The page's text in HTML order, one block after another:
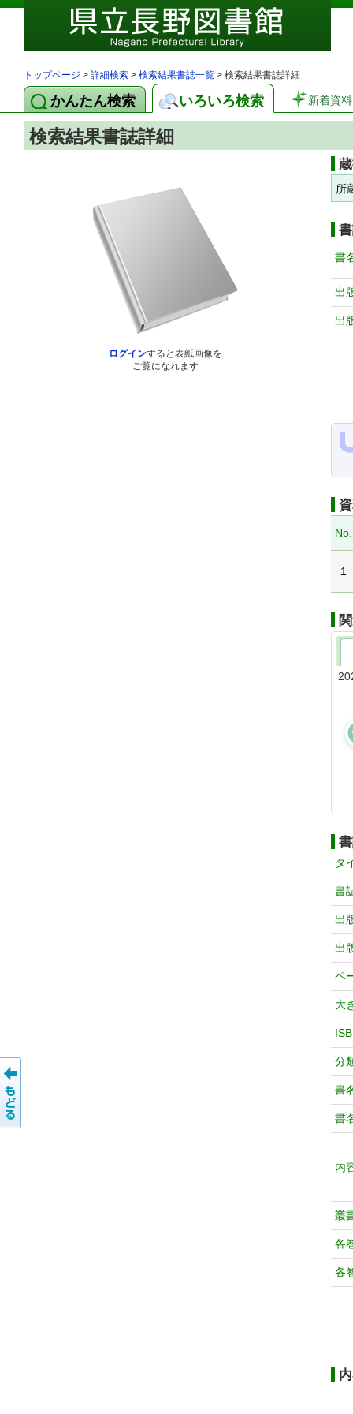
トップページ > 詳細検索 > 検索結果書誌一覧 > 検索結果書誌詳細
かんたん検索 いろいろ検索 新着資料
検索結果書誌詳細
ログインすると表紙画像を
ご覧になれます
所
書
出
出
No.
1
タ
書
出
出
ペ
大
分
書
書
内
叢
各
各